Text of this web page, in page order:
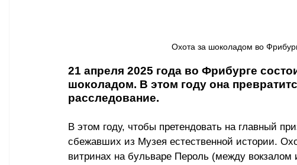
Охота за шоколадом во
21 апреля 2025 года во Фрибурге
шоколадом. В этом году она
расследование.
В этом году, чтобы претендовать на главный
сбежавших из Музея естественной истории.
витринах на бульваре Пероль (между вокзалом